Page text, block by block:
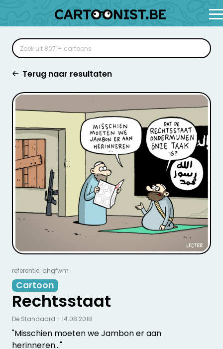
Terug naar resultaten
referentie: qhgfwm
Cartoon
Rechtsstaat
"Misschien moeten we Jambon er aan
herinneren..."
De Standaard - 14.08.2018